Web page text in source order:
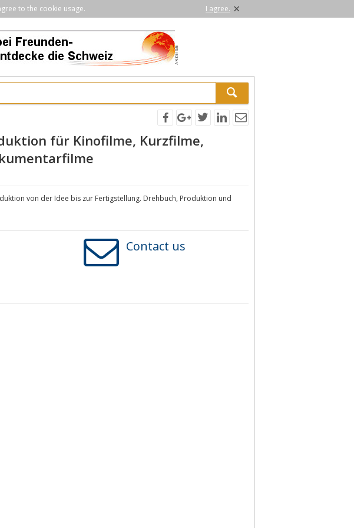
to the cookie usage. I agree. ×
für Kinofilme, Kurzfilme,
von der Idee bis zur Fertigstellung. Drehbuch, Produktion und
Contact us